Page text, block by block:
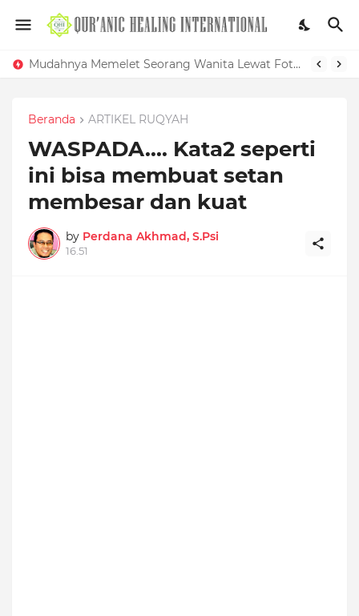
Mudahnya Memelet Seorang Wanita Lewat Foto di Facebook
Beranda ARTIKEL RUQYAH
WASPADA.... Kata2 seperti
ini bisa membuat setan
membesar dan kuat
by Perdana Akhmad, S.Psi
16.51